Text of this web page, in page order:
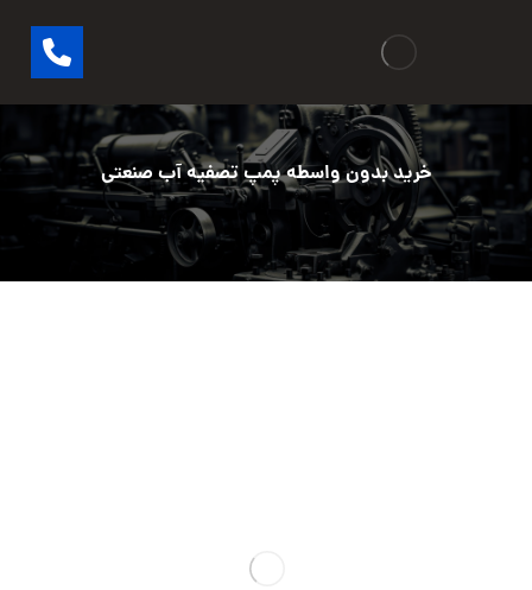
خرید بدون واسطه پمپ تصفیه آب صنعتی